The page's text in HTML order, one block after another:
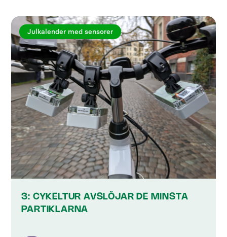
Julkalender med sensorer
3: CYKELTUR AVSLÖJAR DE MINSTA
PARTIKLARNA